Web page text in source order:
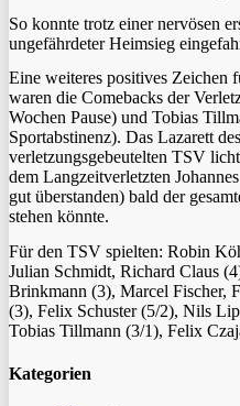
So konnte trotz einer nervösen
ungefährdeter Heimsieg
Eine weiteres positives Zeichen
waren die Comebacks der
Wochen Pause) und Tobias
Sportabstinenz). Das Lazarett
verletzungsgebeutelten TSV
dem Langzeitverletzten
gut überstanden) bald der
stehen könnte.
Für den TSV spielten: Robin
Julian Schmidt, Richard Claus
Brinkmann (3), Marcel Fischer,
(3), Felix Schuster (5/2), Nils
Tobias Tillmann (3/1), Felix
Kategorien